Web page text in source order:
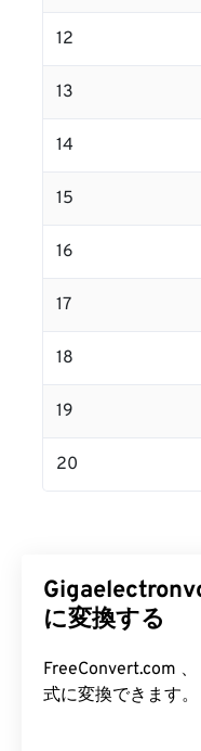
12
13
14
15
16
17
18
19
20
に変換する
FreeConvert.com
式に変換できます。